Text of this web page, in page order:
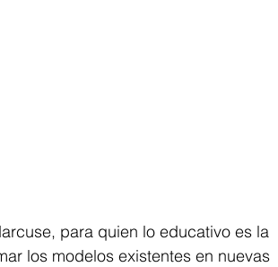
para quien lo educativo es la
los modelos existentes en nuevas